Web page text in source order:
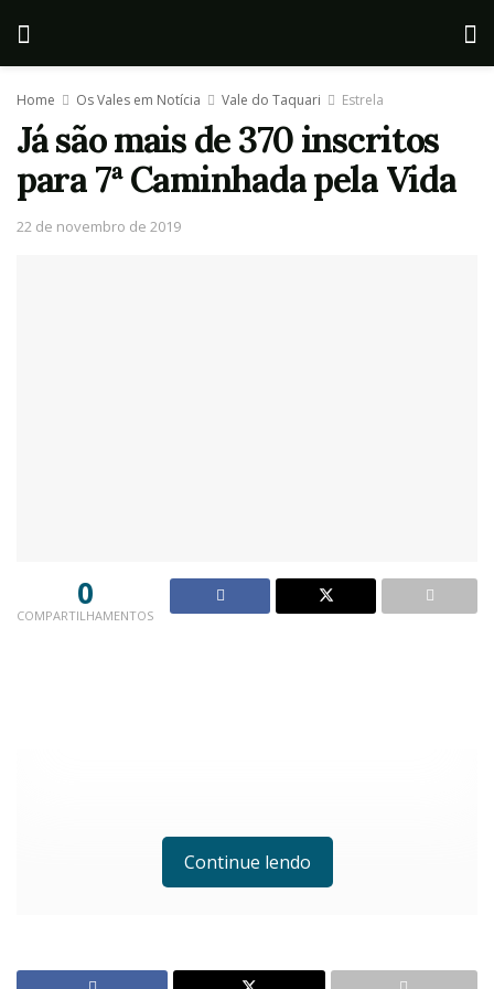
Home Os Vales em Notícia Vale do Taquari Estrela
Já são mais de 370 inscritos
para 7ª Caminhada pela Vida
22 de novembro de 2019
0
COMPARTILHAMENTOS
Continue lendo